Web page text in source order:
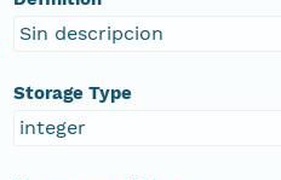
Sin descripcion
Storage Type
integer